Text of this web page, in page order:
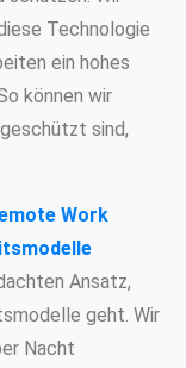
Technologie
ein hohes
können wir
sind,
Work
Ansatz,
geht. Wir
Nacht